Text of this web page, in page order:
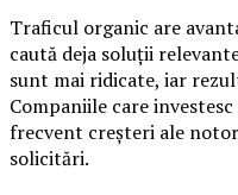
Traficul organic are
caută deja soluții
sunt mai ridicate, iar
Companiile care
frecvent creșteri ale
solicitări.